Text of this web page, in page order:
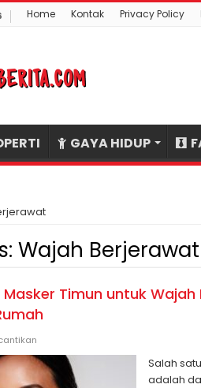
Home Kontak Privacy Policy
GAYA HIDUP
Wajah Berjerawat
Timun untuk
Salah
adalah